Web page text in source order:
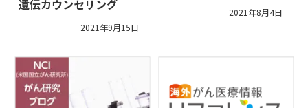
遺伝カウンセリング
2021年9月15日
2021年8月4日